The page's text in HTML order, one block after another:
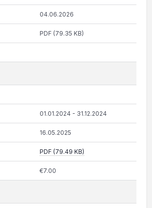
04.06.2026
PDF (79.35 KB)
01.01.2024 - 31.12.2024
16.05.2025
PDF (79.49 KB)
€7.00